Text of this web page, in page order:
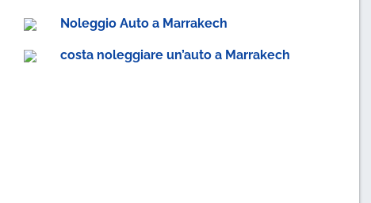
Noleggio Auto a Marrakech
costa noleggiare un’auto a Marrakech